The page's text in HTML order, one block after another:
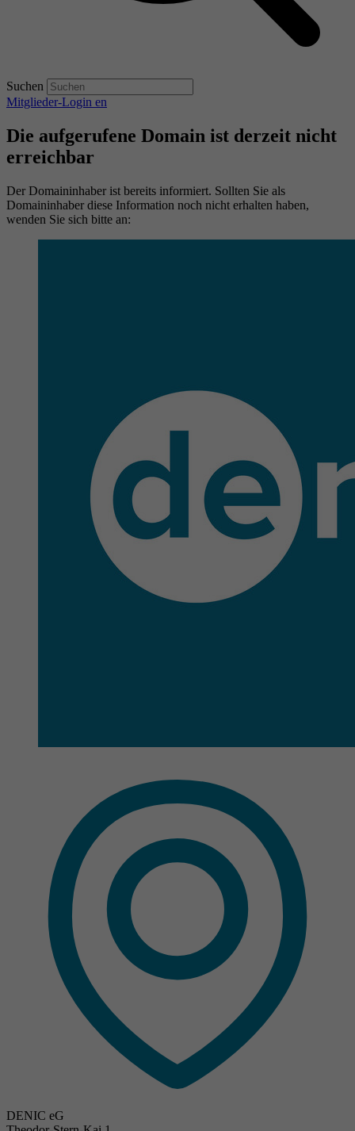
Suchen
Mitglieder-Login en
Die aufgerufene Domain ist derzeit nicht
erreichbar
Der Domaininhaber ist bereits informiert. Sollten Sie als
Domaininhaber diese Information noch nicht erhalten haben,
wenden Sie sich bitte an:
DENIC eG